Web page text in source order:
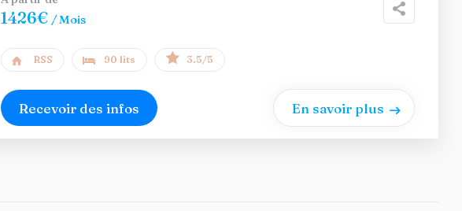
1426€ / Mois
RSS 90 lits 3.5/5
Recevoir des infos En savoir plus